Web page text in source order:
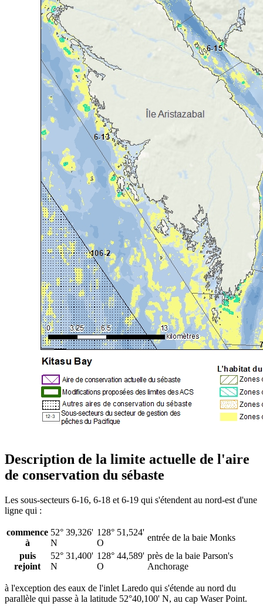
Description de la limite actuelle de l'aire
de conservation du sébaste
Les sous-secteurs 6-16, 6-18 et 6-19 qui s'étendent au nord-est d'une
ligne qui :
commence
à
52° 39,326'
N
128° 51,524'
O
entrée de la baie Monks
puis
rejoint
52° 31,400'
N
128° 44,589'
O
près de la baie Parson's
Anchorage
à l'exception des eaux de l'inlet Laredo qui s'étende au nord du
parallèle qui passe à la latitude 52°40,100' N, au cap Waser Point.